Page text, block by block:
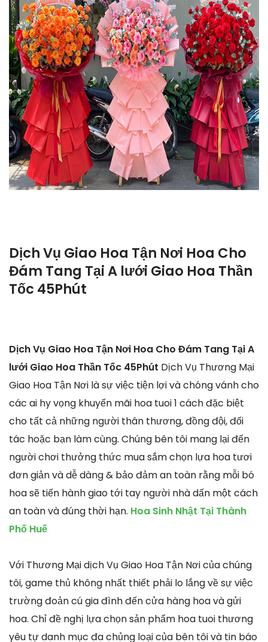
Dịch Vụ Giao Hoa Tận Nơi Hoa Cho
Đám Tang Tại A lưới Giao Hoa Thần
Tốc 45Phút
Dịch Vụ Giao Hoa Tận Nơi Hoa Cho Đám Tang Tại A
lưới Giao Hoa Thần Tốc 45Phút Dịch Vụ Thương Mại
Giao Hoa Tận Nơi là sự việc tiện lợi và chóng vánh cho
các ai hy vọng khuyến mãi hoa tuoi 1 cách đặc biệt
cho tất cả những người thân thương, đồng đội, đối
tác hoặc bạn làm cùng. Chúng bên tôi mang lại đến
người chơi thưởng thức mua sắm chọn lựa hoa tươi
đơn giản và dễ dàng & bảo đảm an toàn rằng mỗi bó
hoa sẽ tiến hành giao tới tay người nhà dấn một cách
an toàn và đúng thời hạn. Hoa Sinh Nhật Tại Thành
Phố Huế
Với Thương Mại dịch Vụ Giao Hoa Tận Nơi của chúng
tôi, game thủ không nhất thiết phải lo lắng về sự việc
trường đoản cú gia đình đến cửa hàng hoa và gửi
hoa. Chỉ đề nghị lựa chọn sản phẩm hoa tuoi thương
yêu tự danh mục đa chủng loại của bên tôi và tin báo